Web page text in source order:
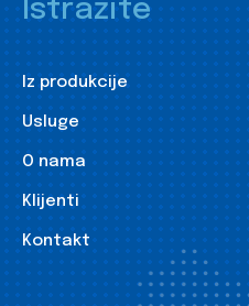
Istražite
Iz produkcije
Usluge
O nama
Klijenti
Kontakt